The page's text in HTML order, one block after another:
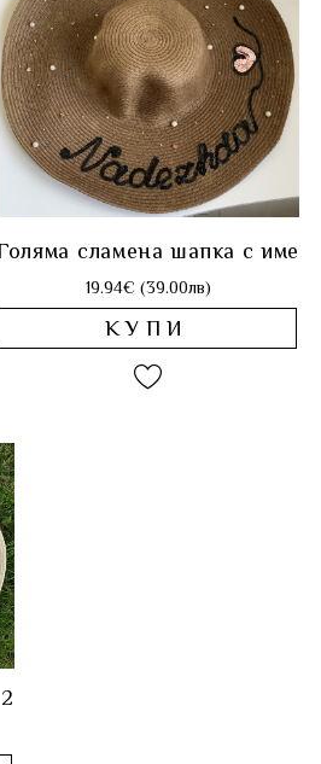
сламена шапка с име
19.94€ (39.00лв)
КУПИ